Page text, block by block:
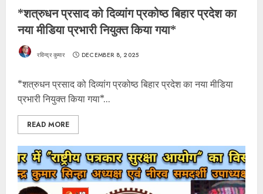
*शत्रुधन प्रसाद को दिव्यांग प्रकोष्ठ बिहार प्रदेश का
नया मीडिया प्रभारी नियुक्त किया गया*
रविन्द्र कुमार DECEMBER 8, 2025
*शत्रुधन प्रसाद को दिव्यांग प्रकोष्ठ बिहार प्रदेश का नया मीडिया
प्रभारी नियुक्त किया गया*...
READ MORE